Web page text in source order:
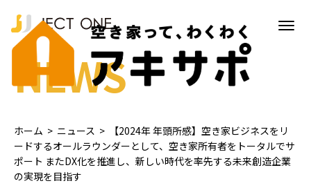
NEWS
ホーム > ニュース >
【2024年 年頭所感】空き家ビジネスをリ
ードするオールラウンダーとして、空き家所有者をトータルでサ
ポート またDX化を推進し、新しい時代を率先する未来創造企業
の実現を目指す